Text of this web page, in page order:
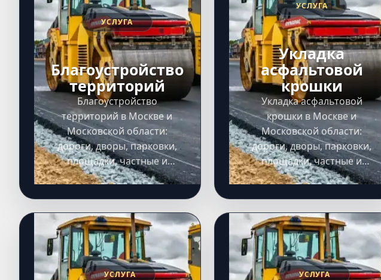
УСЛУГА
Благоустройство
территорий
Благоустройство
территорий в Москве и
Московской области:
дороги, дворы, парковки,
площадки, частные и
коммерческие территории,
под ключ.
УСЛУГА
Укладка
асфальтовой
крошки
Укладка асфальтовой
крошки в Москве и
Московской области:
дороги, дворы, парковки,
площадки, частные и
коммерческие территории,
под ключ.
УСЛУГА УСЛУГА